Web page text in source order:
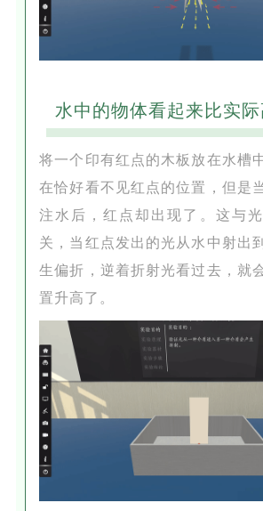
水中的物体看起来比实际
将一个印有红点的木板放在水槽
在恰好看不见红点的位置，但是
注水后，红点却出现了。这与
关，当红点发出的光从水中射出
生偏折，逆着折射光看过去，就
置升高了。